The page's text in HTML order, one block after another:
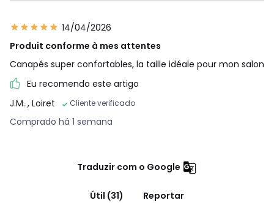
14/04/2026
Produit conforme à mes attentes
Canapés super confortables, la taille idéale pour mon salon
Eu recomendo este artigo
J.M. , Loiret Cliente verificado
Comprado há 1 semana
Traduzir com o Google
Útil (31) Reportar